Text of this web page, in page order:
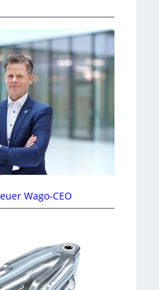
Wago-CEO